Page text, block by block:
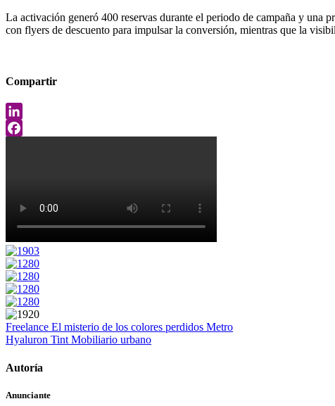
La activación generó 400 reservas durante el periodo de campaña y una
con flyers de descuento para impulsar la conversión, mientras que la
Compartir
LinkedIn
Freelance El misterio de los colores perdidos Metro
Hyaluron Tint Mobiliario urbano
Autoría
Anunciante